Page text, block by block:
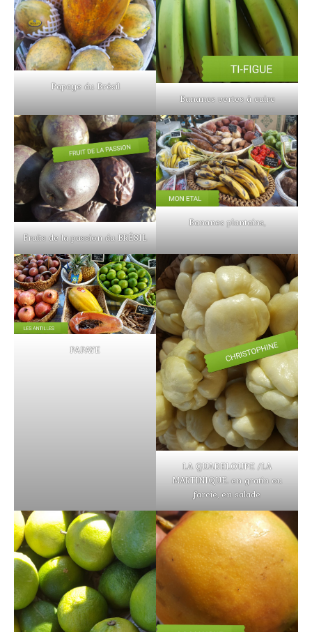
Papaye du Brésil
Bananes vertes à cuire
Fruits de la passion du BRÉSIL
Bananes plantains,
PAPAYE
LA GUADELOUPE /LA
MARTINIQUE. en gratin ou
farcie, en salade